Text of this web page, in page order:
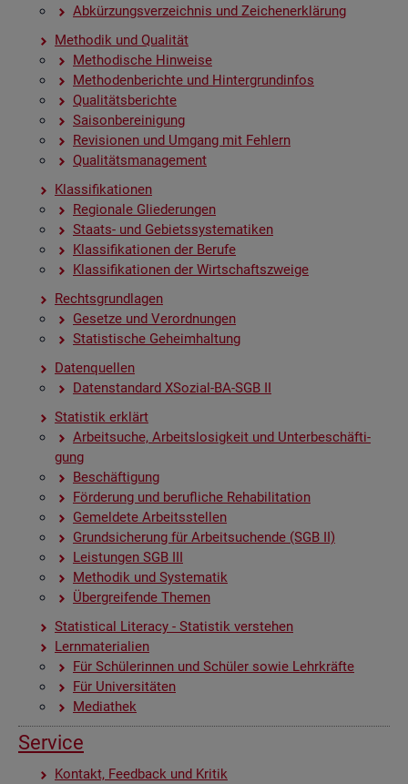
Ab­kür­zungs­ver­zeich­nis und Zei­chen­er­klä­rung
Me­tho­dik und Qua­li­tät
Me­tho­di­sche Hin­wei­se
Me­tho­den­be­rich­te und Hin­ter­grund­in­fos
Qua­li­täts­be­rich­te
Sai­son­be­rei­ni­gung
Re­vi­sio­nen und Um­gang mit Feh­lern
Qua­li­täts­ma­nage­ment
Klas­si­fi­ka­tio­nen
Re­gio­na­le Glie­de­run­gen
Staats- und Ge­biets­sys­te­ma­ti­ken
Klas­si­fi­ka­tio­nen der Be­ru­fe
Klas­si­fi­ka­tio­nen der Wirt­schafts­zwei­ge
Rechts­grund­la­gen
Ge­set­ze und Ver­ord­nun­gen
Sta­tis­ti­sche Ge­heim­hal­tung
Da­ten­quel­len
Da­ten­stan­dard XSo­zi­al-BA-SGB II
Sta­tis­tik er­klärt
Ar­beit­su­che, Ar­beits­lo­sig­keit und Un­ter­be­schäf­ti­
gung
Be­schäf­ti­gung
För­de­rung und be­ruf­li­che Re­ha­bi­li­ta­ti­on
Ge­mel­de­te Ar­beits­stel­len
Grund­si­che­rung für Ar­beit­su­chen­de (SGB II)
Leis­tun­gen SGB III
Me­tho­dik und Sys­te­ma­tik
Über­grei­fen­de The­men
Sta­ti­s­ti­cal Li­te­r­acy - Sta­tis­tik ver­ste­hen
Lern­ma­te­ria­li­en
Für Schü­le­rin­nen und Schü­ler sowie Lehr­kräf­te
Für Uni­ver­si­tä­ten
Me­dia­thek
Ser­vice
Kon­takt, Feed­back und Kri­tik